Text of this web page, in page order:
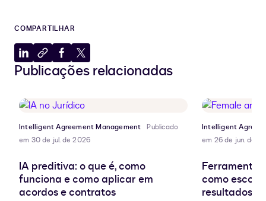
COMPARTILHAR
Compartilhar
no
Copiar
para
de
transferência
Compartilhar
no
Compartilhar
no
Publicações relacionadas
Intelligent Agreement Management
Publicado
em 30 de jul. de 2026
IA preditiva: o que é, como
funciona e como aplicar em
acordos e contratos
Intelligent
em 26 de jun. de
como
resultados